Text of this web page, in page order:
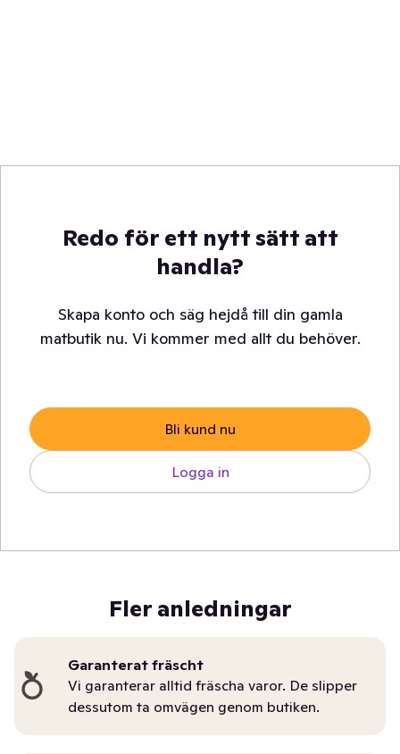
Redo för ett nytt sätt att
handla?
Skapa konto och säg hejdå till din gamla
matbutik nu. Vi kommer med allt du behöver.
Bli kund nu
Logga in
Fler anledningar
Garanterat fräscht
Vi garanterar alltid fräscha varor. De slipper
dessutom ta omvägen genom butiken.